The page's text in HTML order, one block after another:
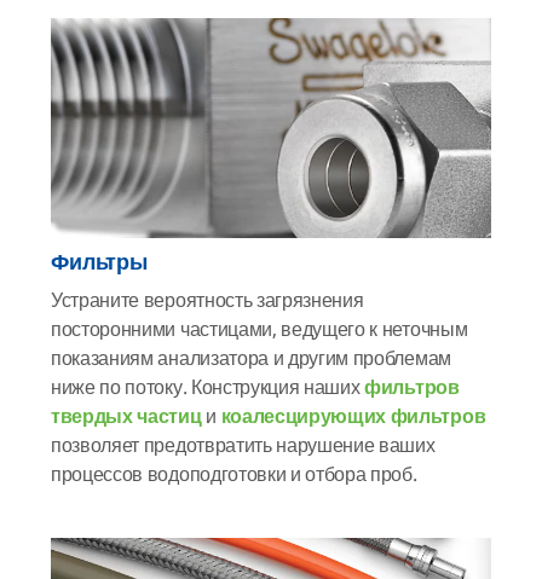
Фильтры
Устраните вероятность загрязнения
посторонними частицами, ведущего к неточным
показаниям анализатора и другим проблемам
ниже по потоку. Конструкция нашихфильтров
твердых частици коалесцирующих фильтров
позволяет предотвратить нарушение ваших
процессов водоподготовки и отбора проб.